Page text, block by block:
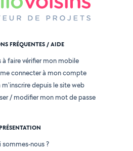
FRÉQUENTES / AIDE
à faire vérifier mon mobile
me connecter à mon compte
m'inscrire depuis le site web
/ modifier mon mot de passe
PRÉSENTATION
sommes-nous ?